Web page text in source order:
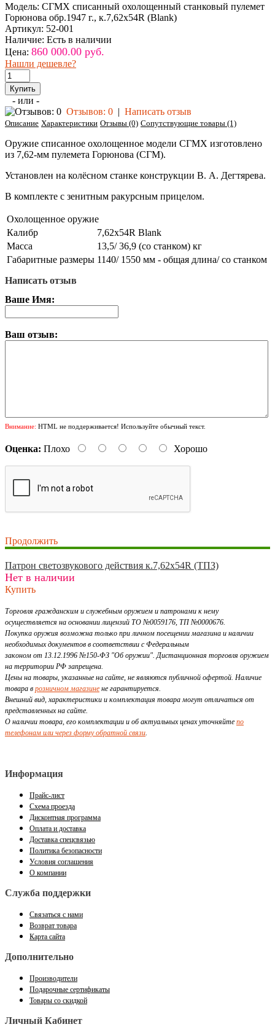
Модель: СГМХ списанный охолощенный станковый пулемет
Горюнова обр.1947 г., к.7,62х54R (Blank)
Артикул: 52-001
Наличие: Есть в наличии
Цена: 860 000.00 руб.
Нашли дешевле?
- или -
Отзывов: 0 | Написать отзыв
Описание Характеристики Отзывы (0) Сопутствующие товары (1)
Оружие списанное охолощенное модели СГМХ изготовлено
из 7,62-мм пулемета Горюнова (СГМ).
Установлен на колёсном станке конструкции В. А. Дегтярева.
В комплекте с зенитным ракурсным прицелом.
Охолощенное оружие
Калибр
7,62х54R Blank
Масса
13,5/ 36,9 (со станком) кг
Габаритные размеры 1140/ 1550 мм - общая длина/ со станком
Написать отзыв
Ваше Имя:
Ваш отзыв:
Внимание: HTML не поддерживается! Используйте обычный текст.
Оценка: Плохо Хорошо
Продолжить
Патрон светозвукового действия к.7,62х54R (ТПЗ)
Нет в наличии
Купить
Торговля гражданским и служебным оружием и патронами к нему
осуществляется на основании лицензий ТО №0059176, ТП №0000676.
Покупка оружия возможна только при личном посещении магазина и наличии
необходимых документов в соответствии с Федеральным
законом от 13.12.1996 №150-ФЗ "Об оружии". Дистанционная торговля оружием
на территории РФ запрещена.
Цены на товары, указанные на сайте, не являются публичной офертой. Наличие
товара в розничном магазине не гарантируется.
Внешний вид, характеристики и комплектация товара могут отличаться от
представленных на сайте.
О наличии товара, его комплектации и об актуальных ценах уточняйте по
телефонам или через форму обратной связи.
Информация
Прайс-лист
Схема проезда
Дисконтная программа
Оплата и доставка
Доставка спецсвязью
Политика безопасности
Условия соглашения
О компании
Служба поддержки
Связаться с нами
Возврат товара
Карта сайта
Дополнительно
Производители
Подарочные сертификаты
Товары со скидкой
Личный Кабинет